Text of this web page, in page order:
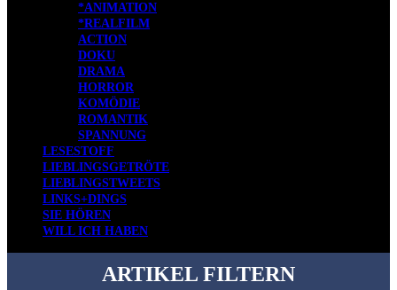
*ANIMATION
*REALFILM
ACTION
DOKU
DRAMA
HORROR
KOMÖDIE
ROMANTIK
SPANNUNG
LESESTOFF
LIEBLINGSGETRÖTE
LIEBLINGSTWEETS
LINKS+DINGS
SIE HÖREN
WILL ICH HABEN
ARTIKEL FILTERN